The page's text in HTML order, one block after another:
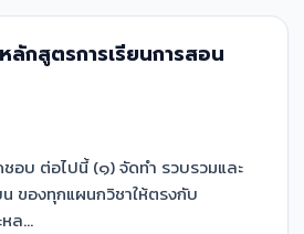
กสูตรการเรียนการสอน
อบ ต่อไปนี้ (๑) จัดทำ รวบรวมและ
ของทุกแผนกวิชาให้ตรงกับ
ล...